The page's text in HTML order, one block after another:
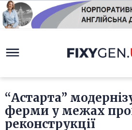
“Астарта”
ферми у межах
реконструкції